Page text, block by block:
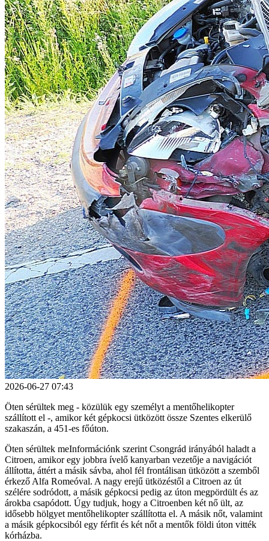
2026-06-27 07:43
Öten sérültek meg - közülük egy személyt a mentőhelikopter
szállított el -, amikor két gépkocsi ütközött össze Szentes elkerülő
szakaszán, a 451-es főúton.
Öten sérültek meInformációnk szerint Csongrád irányából haladt a
Citroen, amikor egy jobbra ívelő kanyarban vezetője a navigációt
állította, áttért a másik sávba, ahol fél frontálisan ütközött a szemből
érkező Alfa Romeóval. A nagy erejű ütközéstől a Citroen az út
szélére sodródott, a másik gépkocsi pedig az úton megpördült és az
árokba csapódott. Úgy tudjuk, hogy a Citroenben két nő ült, az
idősebb hölgyet mentőhelikopter szállította el. A másik nőt, valamint
a másik gépkocsiból egy férfit és két nőt a mentők földi úton vitték
kórházba.